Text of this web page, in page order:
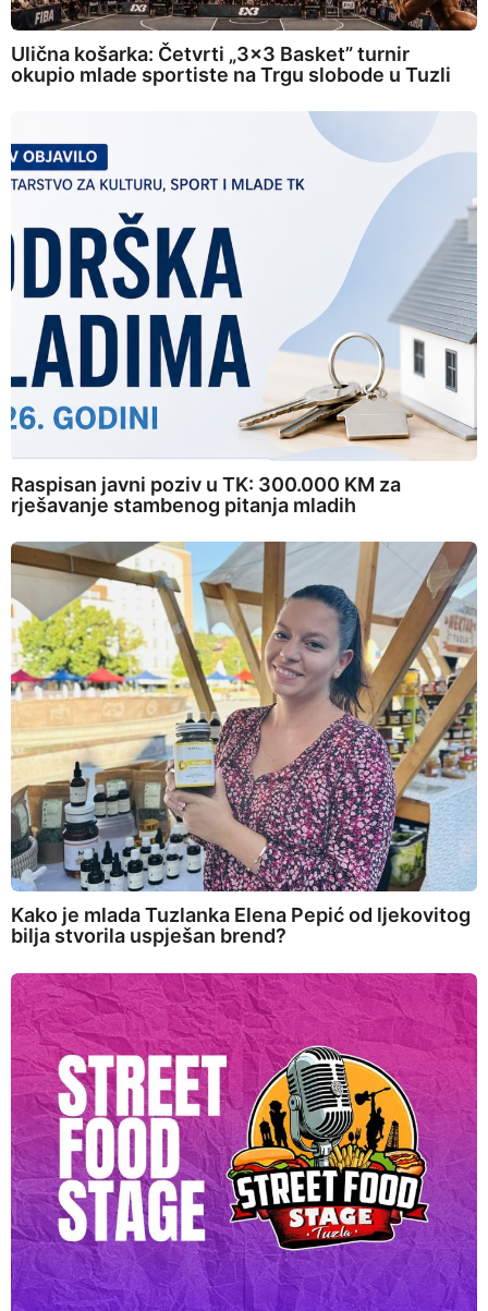
Ulična košarka: Četvrti „3×3 Basket” turnir
okupio mlade sportiste na Trgu slobode u Tuzli
Raspisan javni poziv u TK: 300.000 KM za
rješavanje stambenog pitanja mladih
Kako je mlada Tuzlanka Elena Pepić od ljekovitog
bilja stvorila uspješan brend?